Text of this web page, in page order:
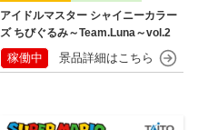
アイドルマスター シャイニーカラー
ズ ちびぐるみ～Team.Luna～vol.2
稼働中